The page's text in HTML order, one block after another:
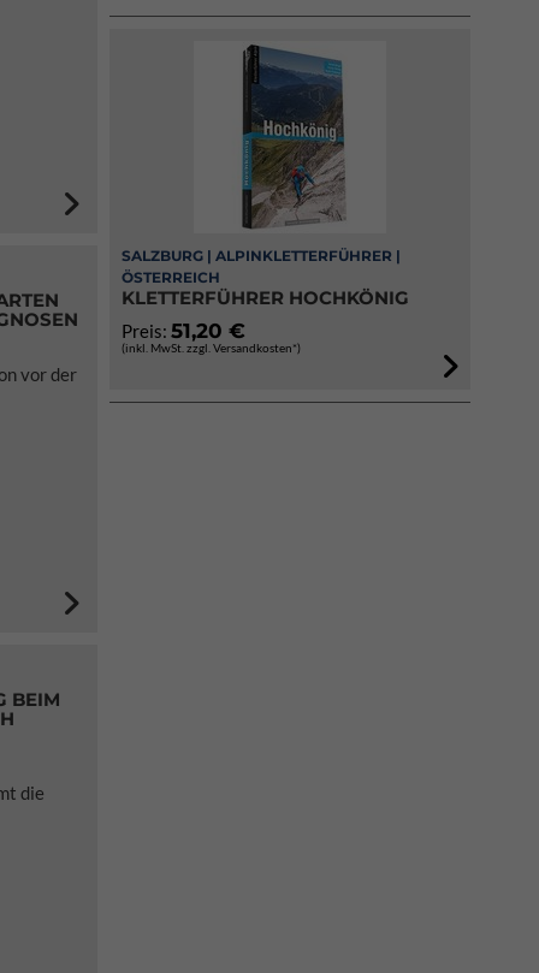
vor der
Z
die
SALZBURG | ALPINKLETTERFÜHRER |
ÖSTERREICH
KLETTERFÜHRER HOCHKÖNIG
Preis: 51,20 €
(inkl. MwSt. zzgl. Versandkosten*)